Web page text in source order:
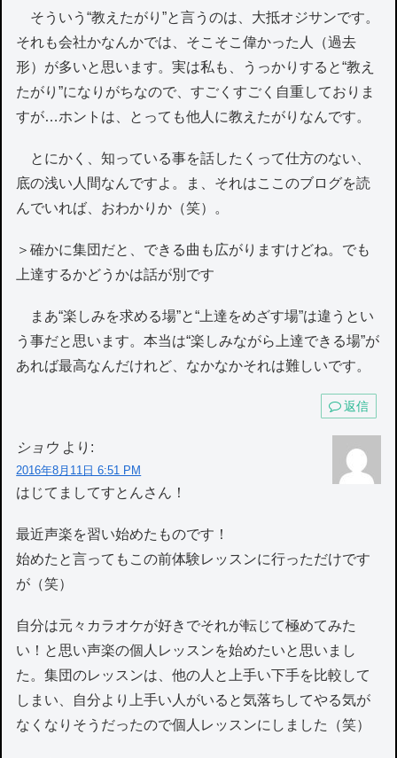
そういう“教えたがり”と言うのは、大抵オジサンです。
それも会社かなんかでは、そこそこ偉かった人（過去
形）が多いと思います。実は私も、うっかりすると“教え
たがり”になりがちなので、すごくすごく自重しておりま
すが…ホントは、とっても他人に教えたがりなんです。
とにかく、知っている事を話したくって仕方のない、
底の浅い人間なんですよ。ま、それはここのブログを読
んでいれば、おわかりか（笑）。
＞確かに集団だと、できる曲も広がりますけどね。でも
上達するかどうかは話が別です
まあ“楽しみを求める場”と“上達をめざす場”は違うとい
う事だと思います。本当は“楽しみながら上達できる場”が
あれば最高なんだけれど、なかなかそれは難しいです。
返信
ショウ より:
2016年8月11日 6:51 PM
はじてましてすとんさん！
最近声楽を習い始めたものです！
始めたと言ってもこの前体験レッスンに行っただけです
が（笑）
自分は元々カラオケが好きでそれが転じて極めてみた
い！と思い声楽の個人レッスンを始めたいと思いまし
た。集団のレッスンは、他の人と上手い下手を比較して
しまい、自分より上手い人がいると気落ちしてやる気が
なくなりそうだったので個人レッスンにしました（笑）